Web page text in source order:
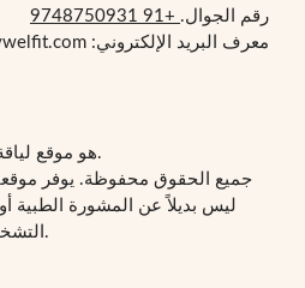
رقم الجوال. +91 9748750931
معرف البريد الإلكتروني: support@verywelfit.com
© 2026 Verywelfit هو موقع لياقة بدنية.
جميع الحقوق محفوظة. يوفر
.